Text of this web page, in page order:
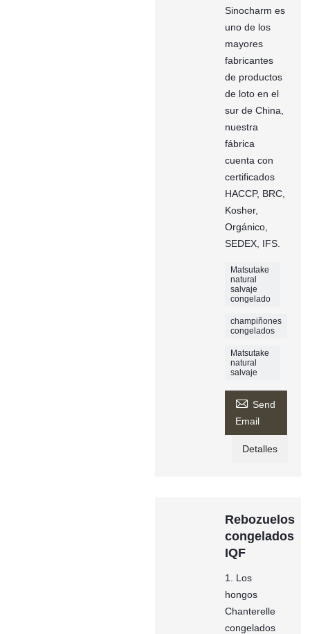
Sinocharm es
uno de los
mayores
fabricantes
de productos
de loto en el
sur de China,
nuestra
fábrica
cuenta con
certificados
HACCP, BRC,
Kosher,
Orgánico,
SEDEX, IFS.
Matsutake
natural
salvaje
congelado
champiñones
congelados
Matsutake
natural
salvaje
 Send
Email
Detalles
Rebozuelos
congelados
IQF
1. Los
hongos
Chanterelle
congelados